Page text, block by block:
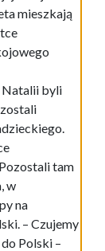
mieszkają
Natalii byli
tam
w
na
– Czujemy
Polski –